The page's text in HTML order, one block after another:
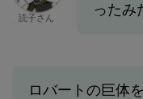
読子さん
ったみ
ロバートの巨体